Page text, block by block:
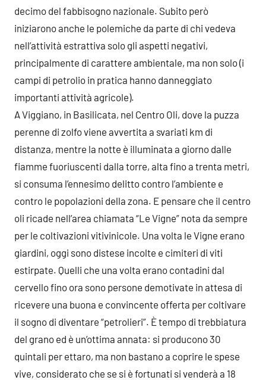
decimo del fabbisogno nazionale. Subito però
iniziarono anche le polemiche da parte di chi vedeva
nell’attività estrattiva solo gli aspetti negativi,
principalmente di carattere ambientale, ma non solo (i
campi di petrolio in pratica hanno danneggiato
importanti attività agricole).
A Viggiano, in Basilicata, nel Centro Oli, dove la puzza
perenne di zolfo viene avvertita a svariati km di
distanza, mentre la notte è illuminata a giorno dalle
fiamme fuoriuscenti dalla torre, alta fino a trenta metri,
si consuma l’ennesimo delitto contro l’ambiente e
contro le popolazioni della zona. E pensare che il centro
oli ricade nell’area chiamata “Le Vigne” nota da sempre
per le coltivazioni vitivinicole. Una volta le Vigne erano
giardini, oggi sono distese incolte e cimiteri di viti
estirpate. Quelli che una volta erano contadini dal
cervello fino ora sono persone demotivate in attesa di
ricevere una buona e convincente offerta per coltivare
il sogno di diventare “petrolieri”. È tempo di trebbiatura
del grano ed è un’ottima annata: si producono 30
quintali per ettaro, ma non bastano a coprire le spese
vive, considerato che se si è fortunati si venderà a 18